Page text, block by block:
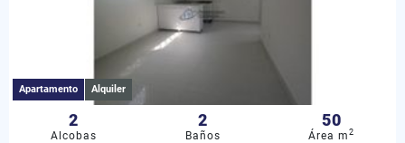
Apartamento Alquiler
2
Alcobas
2
Baños
50
Área m2